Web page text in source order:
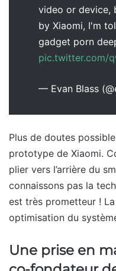
video or device,
by Xiaomi, I'm
gadget porn
pic.twitter.com/
— Evan Blass
Plus de doutes
prototype de Xiaomi.
plier vers l’arrière du
connaissons pas la
est très prometteur !
optimisation du
Une prise en